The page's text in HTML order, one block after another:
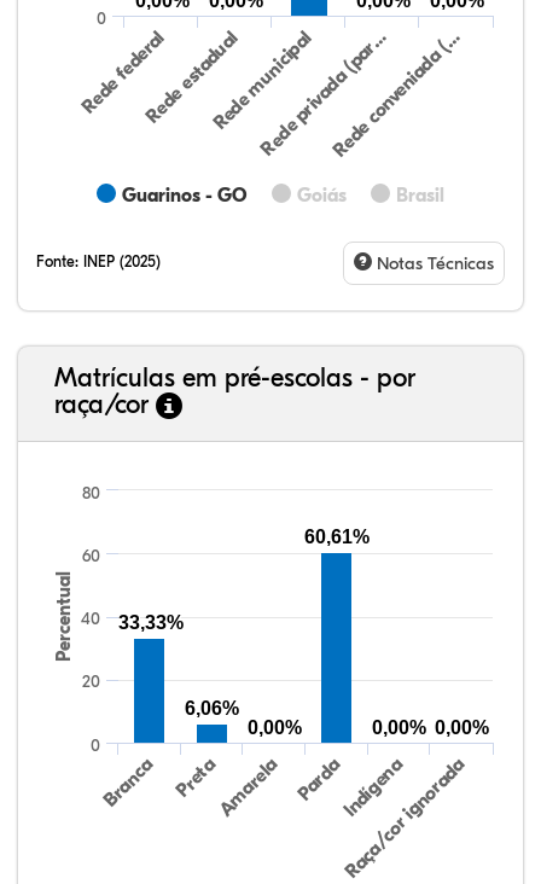
Guarinos - GO Goiás Brasil
Rede federalRede estadualRede municipal
Rede privada (par…Rede conveniada (…
0
Fonte: INEP (2025) Notas Técnicas
Matrículas em pré-escolas - por
raça/cor
Percentual
Branca PretaAmarela PardaIndígena
Raça/cor ignorada
0
20
40
60
80
33,33%
6,06%
0,00%
60,61%
0,00% 0,00%